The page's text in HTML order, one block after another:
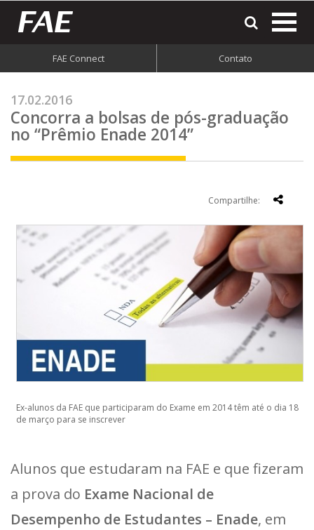
FAE Connect Contato
17.02.2016
Concorra a bolsas de pós-graduação
no “Prêmio Enade 2014”
Compartilhe:
Ex-alunos da FAE que participaram do Exame em 2014 têm até o dia 18
de março para se inscrever
Alunos que estudaram na FAE e que fizeram
a prova do Exame Nacional de
Desempenho de Estudantes – Enade, em